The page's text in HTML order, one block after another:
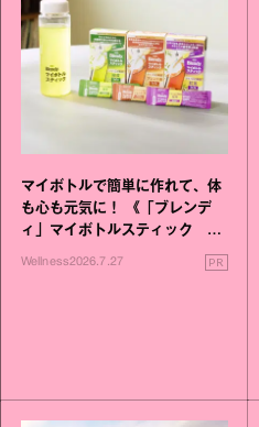
マイボトルで簡単に作れて、体
も心も元気に！ 《「ブレンデ
ィ」マイボトルスティック い
いこと毎日》シリーズが誕生
Wellness2026.7.27 PR